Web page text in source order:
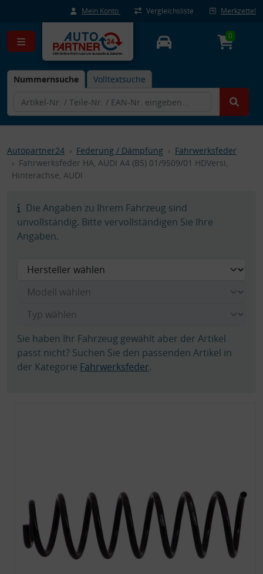
Mein Konto Vergleichsliste Merkzettel
Nummernsuche Volltextsuche
0
Autopartner24 Federung / Dämpfung
Fahrwerksfeder
Fahrwerksfeder HA, AUDI A4 (B5) 01/9509/01 HDVersi,
Hinterachse, AUDI
Die Angaben zu Ihrem Fahrzeug sind
unvollständig. Bitte vervollständigen Sie Ihre
Angaben.
Sie haben Ihr Fahrzeug gewählt aber der Artikel
passt nicht? Suchen Sie den passenden Artikel in
der Kategorie Fahrwerksfeder.